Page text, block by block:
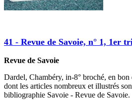
41 - Revue de Savoie, n° 1, 1er
Revue de Savoie
Dardel, Chambéry, in-8° broché, en bon
dont les articles nombreux et illustrés
bibliographie Savoie - Revue de Savoie.